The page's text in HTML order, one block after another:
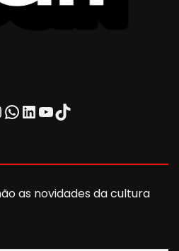
WhatsApp
LinkedIn
Youtube
TikTok
as novidades da cultura